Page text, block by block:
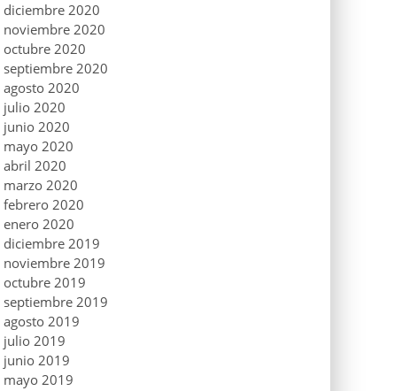
diciembre 2020
noviembre 2020
octubre 2020
septiembre 2020
agosto 2020
julio 2020
junio 2020
mayo 2020
abril 2020
marzo 2020
febrero 2020
enero 2020
diciembre 2019
noviembre 2019
octubre 2019
septiembre 2019
agosto 2019
julio 2019
junio 2019
mayo 2019